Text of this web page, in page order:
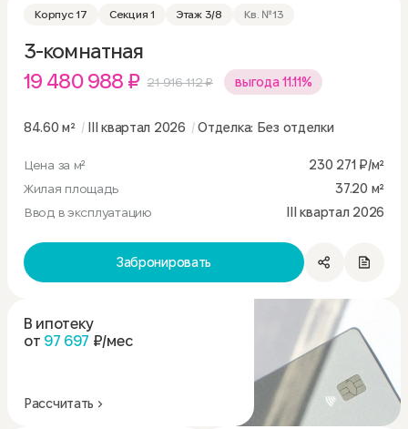
Корпус 17 Секция 1 Этаж 3/8 Кв. №13
3-комнатная
19 480 988 ₽ 21 916 112 ₽ выгода 11.11%
84.60 м² III квартал 2026 Отделка: Без отделки
Цена за м²
230 271 ₽/м²
Жилая площадь
37.20 м²
Ввод в эксплуатацию
III квартал 2026
Забронировать
В ипотеку
от 97 697 ₽/мес
Рассчитать